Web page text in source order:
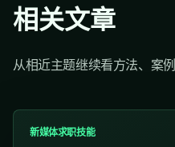
相关文章
从相近主题继续看方法、案
新媒体求职技能